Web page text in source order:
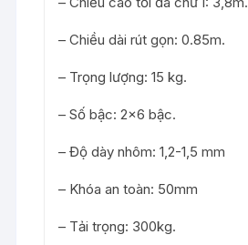
– Chiều dài rút gọn: 0.85m.
– Trọng lượng: 15 kg.
– Số bậc: 2×6 bậc.
– Độ dày nhôm: 1,2-1,5 mm
– Khóa an toàn: 50mm
– Tải trọng: 300kg.